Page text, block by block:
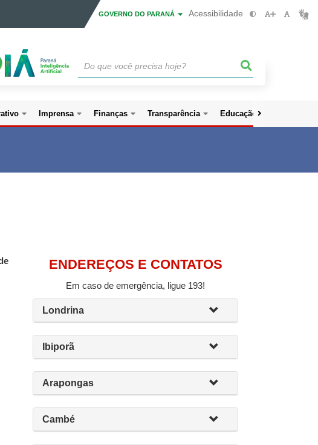
GOVERNO DO PARANÁ Acessibilidade
Imprensa Finanças Transparência Educação Preventiva
ENDEREÇOS E CONTATOS
Em caso de emergência, ligue 193!
Londrina
Ibiporã
Arapongas
Cambé